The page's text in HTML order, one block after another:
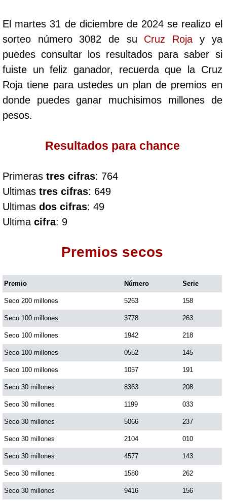
Cafeterito Noche
Caribeña Día
Caribeña Noche
Chontico Día
Chontico Noche
Culona día
Culona noche
Dorado Tarde
Dorado Noche
Fantástica Día
Fantástica Noche
Motilon Tarde
Motilon Noche
Paisita Día
Paisita Noche
El martes 31 de diciembre de 2024 se realizo el
sorteo número 3082 de su Cruz Roja y ya
puedes consultar los resultados para saber si
fuiste un feliz ganador, recuerda que la Cruz
Roja tiene para ustedes un plan de premios en
donde puedes ganar muchisimos millones de
pesos.
Resultados para chance
Primeras tres cifras: 764
Ultimas tres cifras: 649
Ultimas dos cifras: 49
Ultima cifra: 9
Premios secos
Premio Número Serie
Seco 200 millones 5263 158
Seco 100 millones 3778 263
Seco 100 millones 1942 218
Seco 100 millones 0552 145
Seco 100 millones 1057 191
Seco 30 millones 8363 208
Seco 30 millones 1199 033
Seco 30 millones 5066 237
Seco 30 millones 2104 010
Seco 30 millones 4577 143
Seco 30 millones 1580 262
Seco 30 millones 9416 156